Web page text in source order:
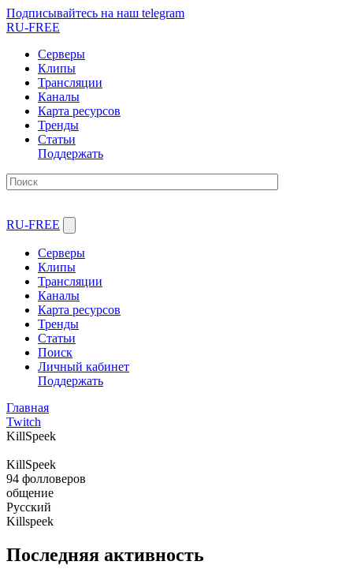
Подписывайтесь на наш telegram
RU-FREE
Серверы
Клипы
Трансляции
Каналы
Карта ресурсов
Тренды
Статьи
Поддержать
RU-FREE
Серверы
Клипы
Трансляции
Каналы
Карта ресурсов
Тренды
Статьи
Поиск
Личный кабинет
Поддержать
Главная
Twitch
KillSpeek
KillSpeek
94 фолловеров
общение
Русский
Killspeek
Последняя активность